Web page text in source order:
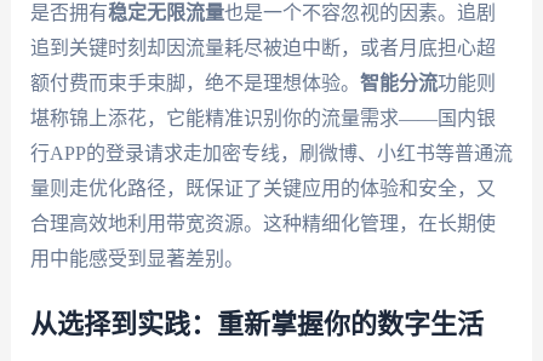
是否拥有稳定无限流量也是一个不容忽视的因素。追剧
追到关键时刻却因流量耗尽被迫中断，或者月底担心超
额付费而束手束脚，绝不是理想体验。 智能分流功能则
堪称锦上添花，它能精准识别你的流量需求——国内银
行APP的登录请求走加密专线，刷微博、小红书等普通流
量则走优化路径，既保证了关键应用的体验和安全，又
合理高效地利用带宽资源。这种精细化管理，在长期使
用中能感受到显著差别。
从选择到实践：重新掌握你的数字生活